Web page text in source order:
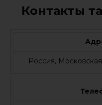
Контакты
Россия,